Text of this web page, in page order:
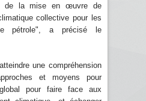
de la mise en œuvre de
collective pour les
pétrole", a précisé le
une compréhension
et moyens pour
pour faire face aux